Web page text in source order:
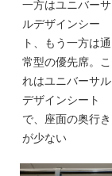
一方はユニバーサ
ルデザインシー
ト、もう一方は通
常型の優先席。こ
れはユニバーサル
デザインシート
で、座面の奥行き
が少ない